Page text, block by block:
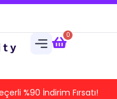
0
%90 İndirim Fırsatı!